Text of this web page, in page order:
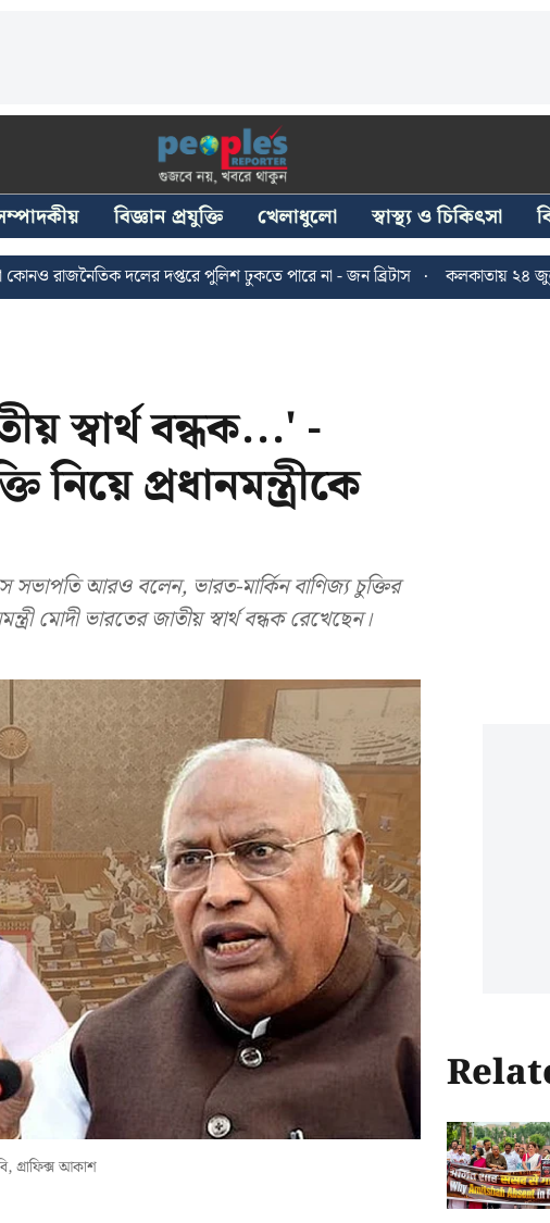
বিজ্ঞান প্রযুক্তি খেলাধুলো স্বাস্থ্য ও চিকিৎসা
দলের দপ্তরে পুলিশ ঢুকতে পারে না - জন ব্রিটাস কলকাতায় ২৪ জুলাইয়ের
স্বার্থ বন্ধক...' -
নিয়ে প্রধানমন্ত্রীকে
সভাপতি আরও বলেন, ভারত-মার্কিন বাণিজ্য চুক্তির
মোদী ভারতের জাতীয় স্বার্থ বন্ধক রেখেছেন।
গ্রাফিক্স আকাশ